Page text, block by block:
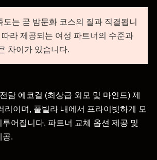
도는 곧 밤문화 코스의 질과 직결됩니
라 제공되는 여성 파트너의 수준과
차이가 있습니다.
담 에코걸 (최상급 외모 및 마인드) 제
리이며, 풀빌라 내에서 프라이빗하게 모
루어집니다. 파트너 교체 옵션 제공 및
공.